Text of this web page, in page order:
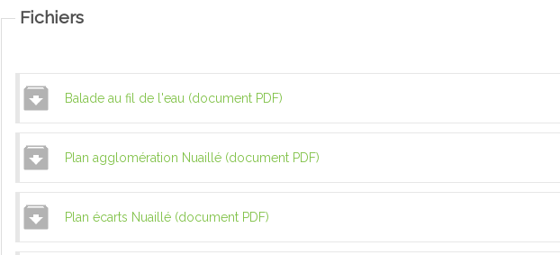
Fichiers
Balade au fil de l'eau (document PDF)
Plan agglomération Nuaillé (document PDF)
Plan écarts Nuaillé (document PDF)